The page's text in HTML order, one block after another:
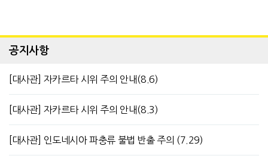
공지사항
[대사관] 자카르타 시위 주의 안내(8.6)
[대사관] 자카르타 시위 주의 안내(8.3)
[대사관] 인도네시아 파충류 불법 반출 주의 (7.29)